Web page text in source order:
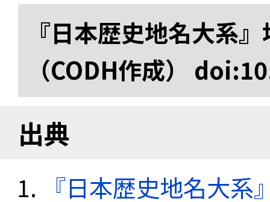
『日本歴史地名大系
（CODH作成）
出典
『日本歴史地名大